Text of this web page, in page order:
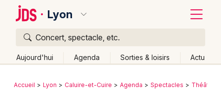
Lyon
Concert, spectacle, etc.
Aujourd'hui Agenda Sorties & loisirs Actu
Publier un événement
Retour
Accueil Lyon Caluire-et-Cuire Agenda Spectacles Théâtre
Quoi ?
Où ?